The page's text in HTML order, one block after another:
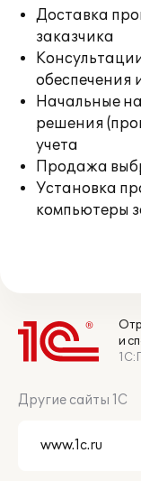
Доставка
заказчика
обеспечения
Начальные
решения
учета
Продажа
Установка
компьютеры
и
Другие сайты 1С